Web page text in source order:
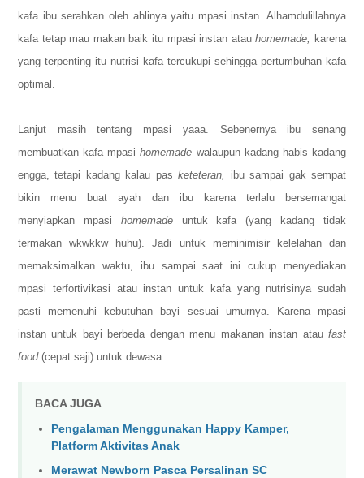
kafa ibu serahkan oleh ahlinya yaitu mpasi instan . Alhamdulillahnya
kafa tetap mau makan baik itu mpasi instan atauhomemade,
karena
yang terpenting itu nutrisi kafa tercukupi sehingga pertumbuhan kafa
optimal.
Lanjut masih tentang mpasi yaaa. Sebenernya ibu senang
membuatkan kafa mpasihomemade walaupun kadang habis kadang
engga, tetapi kadang kalau pasketeteran,
ibu sampai gak sempat
bikin menu buat ayah dan ibu karena terlalu bersemangat
menyiapkan mpasi homemadeuntuk kafa (yang kadang tidak
termakan wkwkkw huhu). Jadi untuk meminimisir kelelahan dan
memaksimalkan waktu, ibu sampai saat ini cukup menyediakan
mpasi terfortivikasi atau instan untuk kafa yang nutrisinya sudah
pasti memenuhi kebutuhan bayi sesuai umurnya. Karena mpasi
instan untuk bayi berbeda dengan menu makanan instan atau fast
food (cepat saji) untuk dewasa.
BACA JUGA
Pengalaman Menggunakan Happy Kamper,
Platform Aktivitas Anak
Merawat Newborn Pasca Persalinan SC